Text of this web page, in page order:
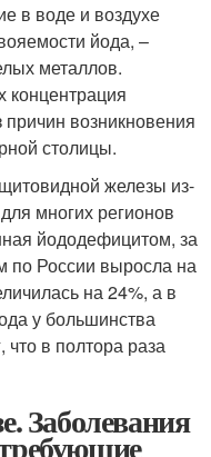
в воде и воздухе
йода, –
металлов.
концентрация
возникновения
столицы.
железы из-
многих регионов
йододефицитом, за
по России выросла на
на 24%, а в
у большинства
в полтора раза
Заболевания